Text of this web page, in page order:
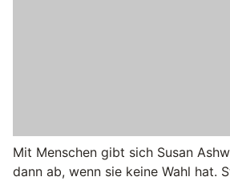
Mit Menschen gibt sich Susan
dann ab, wenn sie keine Wahl hat.